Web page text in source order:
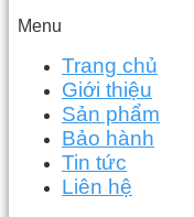
Menu
Trang chủ
Giới thiệu
Sản phẩm
Bảo hành
Tin tức
Liên hệ